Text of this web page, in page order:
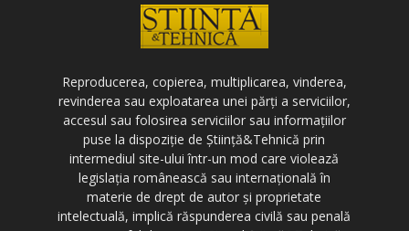
Reproducerea, copierea, multiplicarea, vinderea,
revinderea sau exploatarea unei părți a serviciilor,
accesul sau folosirea serviciilor sau informațiilor
puse la dispoziție de Știință&Tehnică prin
intermediul site-ului într-un mod care violează
legislația românească sau internațională în
materie de drept de autor și proprietate
intelectuală, implică răspunderea civilă sau penală